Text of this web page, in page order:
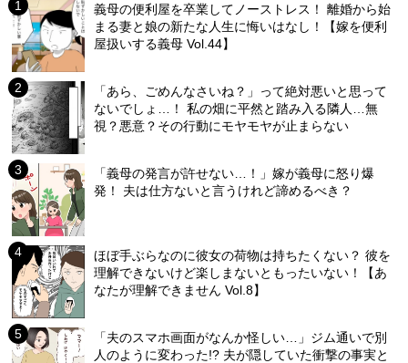
義母の便利屋を卒業してノーストレス！ 離婚から始
まる妻と娘の新たな人生に悔いはなし！【嫁を便利
屋扱いする義母 Vol.44】
「あら、ごめんなさいね？」って絶対悪いと思って
ないでしょ…！ 私の畑に平然と踏み入る隣人…無
視？悪意？その行動にモヤモヤが止まらない
「義母の発言が許せない…！」嫁が義母に怒り爆
発！ 夫は仕方ないと言うけれど諦めるべき？
ほぼ手ぶらなのに彼女の荷物は持ちたくない？ 彼を
理解できないけど楽しまないともったいない！【あ
なたが理解できません Vol.8】
「夫のスマホ画面がなんか怪しい…」ジム通いで別
人のように変わった!? 夫が隠していた衝撃の事実と